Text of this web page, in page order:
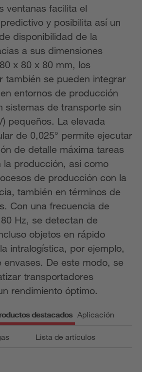
ventanas facilita el
y posibilita así un
disponibilidad de la
a sus dimensiones
x 80 x 80 mm, los
también se pueden integrar
entornos de producción
sistemas de transporte sin
pequeños. La elevada
de 0,025° permite ejecutar
de detalle máxima tareas
la producción, así como
de producción con la
también en términos de
Con una frecuencia de
Hz, se detectan de
objetos en rápido
intralogística, por ejemplo,
envases. De este modo, se
transportadores
rendimiento óptimo.
destacados Aplicación
Lista de artículos